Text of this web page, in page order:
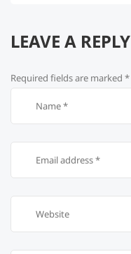
LEAVE A REPLY
Required fields are marked *